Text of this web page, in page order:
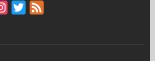
Instagram
Twitter